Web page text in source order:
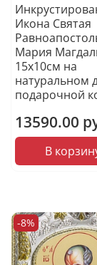
Икона Святая
Мария
15х10см на
натуральном
подарочной
13590.00
В
-8%